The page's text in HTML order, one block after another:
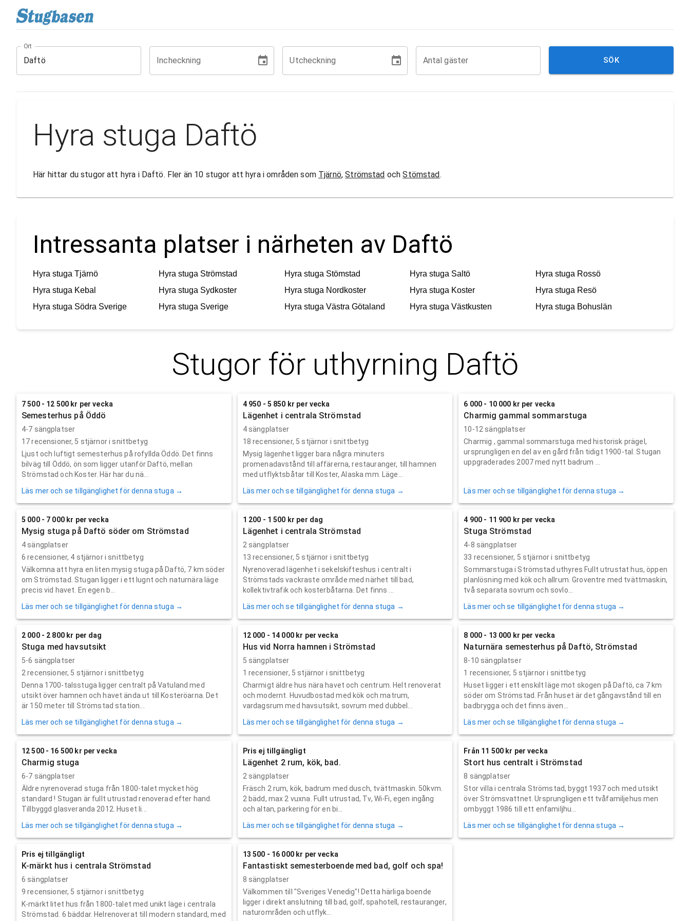
Ort
Incheckning Utcheckning Antal gäster SÖK
Hyra stuga Daftö
Här hittar du stugor att hyra i Daftö. Fler än 10 stugor att hyra i områden som Tjärnö,Strömstad ochStömstad.
Intressanta platser i närheten av Daftö
Hyra stuga Tjärnö Hyra stuga Strömstad Hyra stuga Stömstad Hyra stuga Saltö Hyra stuga Rossö
Hyra stuga Kebal Hyra stuga Sydkoster Hyra stuga Nordkoster Hyra stuga Koster Hyra stuga Resö
Hyra stuga Södra Sverige Hyra stuga Sverige Hyra stuga Västra Götaland Hyra stuga Västkusten Hyra stuga Bohuslän
Stugor för uthyrning Daftö
7 500 - 12 500 kr per vecka
Semesterhus på Öddö
4-7 sängplatser
17recensioner, 5 stjärnor i snittbetyg
Ljust och luftigt semesterhus på rofyllda Öddö. Det finns
bilväg till Öddö, ön som ligger utanför Daftö, mellan
Strömstad och Koster. Här har du nä...
Läs mer och se tillgänglighet för denna stuga →
4 950 - 5 850 kr per vecka
Lägenhet i centrala Strömstad
4 sängplatser
18 recensioner, 5 stjärnor i snittbetyg
Mysig lägenhet ligger bara några minuters
promenadavstånd till affärerna, restauranger, till hamnen
med utflyktsbåtar till Koster, Alaska mm. Läge...
Läs mer och se tillgänglighet för denna stuga →
6 000 - 10 000 kr per vecka
Charmig gammal sommarstuga
10-12 sängplatser
Charmig , gammal sommarstuga med historisk prägel,
ursprungligen en del av en gård från tidigt 1900-tal. Stugan
uppgraderades 2007 med nytt badrum ...
Läs mer och se tillgänglighet för denna stuga →
5 000 - 7 000 kr per vecka
Mysig stuga på Daftö söder om Strömstad
4 sängplatser
6 recensioner, 4 stjärnor i snittbetyg
Välkomna att hyra en liten mysig stuga på Daftö, 7 km söder
om Strömstad. Stugan ligger i ett lugnt och naturnära läge
precis vid havet. En egen b...
Läs mer och se tillgänglighet för denna stuga →
1 200 - 1 500 kr per dag
Lägenhet i centrala Strömstad
2 sängplatser
13 recensioner, 5 stjärnor i snittbetyg
Nyrenoverad lägenhet i sekelskifteshus i centralt i
Strömstads vackraste område med närhet till bad,
kollektivtrafik och kosterbåtarna. Det finns ...
Läs mer och se tillgänglighet för denna stuga →
4 900 - 11 900 kr per vecka
Stuga Strömstad
4-8 sängplatser
33 recensioner, 5 stjärnor i snittbetyg
Sommarstuga i Strömstad uthyres Fullt utrustat hus, öppen
planlösning med kök och allrum. Groventre med tvättmaskin,
två separata sovrum och sovlo...
Läs mer och se tillgänglighet för denna stuga →
2 000 - 2 800 kr per dag
Stuga med havsutsikt
5-6 sängplatser
2 recensioner, 5 stjärnor i snittbetyg
Denna 1700-talsstuga ligger centralt på Vatuland med
utsikt över hamnen och havet ända ut till Kosteröarna. Det
är 150 meter till Strömstad station...
Läs mer och se tillgänglighet för denna stuga →
12 000 - 14 000 kr per vecka
Hus vid Norra hamnen i Strömstad
5 sängplatser
1 recensioner, 5 stjärnor i snittbetyg
Charmigt äldre hus nära havet och centrum. Helt renoverat
och modernt. Huvudbostad med kök och matrum,
vardagsrum med havsutsikt, sovrum med dubbel...
Läs mer och se tillgänglighet för denna stuga →
8 000 - 13 000 kr per vecka
Naturnära semesterhus på Daftö, Strömstad
8-10 sängplatser
1 recensioner, 5 stjärnor i snittbetyg
Huset ligger i ett enskilt läge mot skogen på Daftö, ca 7 km
söder om Strömstad. Från huset är det gångavstånd till en
badbrygga och det finns även...
Läs mer och se tillgänglighet för denna stuga →
12 500 - 16 500 kr per vecka
Charmig stuga
6-7 sängplatser
Äldre nyrenoverad stuga från 1800-talet mycket hög
standard ! Stugan är fullt utrustad renoverad efter hand.
Tillbyggd glasveranda 2012. Huset li...
Läs mer och se tillgänglighet för denna stuga →
Pris ej tillgängligt
Lägenhet 2 rum, kök, bad.
2 sängplatser
Fräsch 2 rum, kök, badrum med dusch, tvättmaskin. 50kvm.
2 bädd, max 2 vuxna. Fullt utrustad, Tv, Wi-Fi, egen ingång
och altan, parkering för en bi...
Läs mer och se tillgänglighet för denna stuga →
Från 11 500 kr per vecka
Stort hus centralt i Strömstad
8 sängplatser
Stor villa i centrala Strömstad, byggt 1937 och med utsikt
över Strömsvattnet. Ursprungligen ett tvåfamiljehus men
ombyggt 1986 till ett enfamiljhu...
Läs mer och se tillgänglighet för denna stuga →
Pris ej tillgängligt
K-märkt hus i centrala Strömstad
6 sängplatser
9 recensioner, 5 stjärnor i snittbetyg
K-märkt litet hus från 1800-talet med unikt läge i centrala
Strömstad. 6 bäddar. Helrenoverat till modern standard, med
13 500 - 16 000 kr per vecka
Fantastiskt semesterboende med bad, golf och spa!
8 sängplatser
Välkommen till "Sveriges Venedig"! Detta härliga boende
ligger i direkt anslutning till bad, golf, spahotell, restauranger,
naturområden och utflyk...